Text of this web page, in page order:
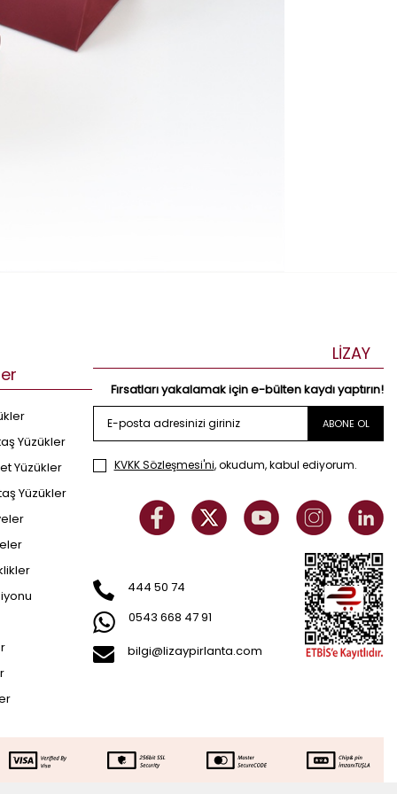
Yüzükler
Yüzükler
Yüzükler
LİZAY
Fırsatları yakalamak için e-bülten kaydı yaptırın!
ABONE OL
KVKK Sözleşmesi'ni, okudum, kabul ediyorum.
444 50 74
0543 668 47 91
bilgi@lizaypirlanta.com